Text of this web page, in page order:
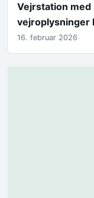
Vejrstation
vejroplysninger
16. februar 2026